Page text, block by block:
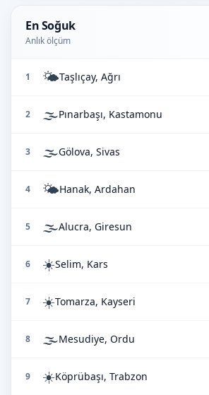
En Soğuk
Anlık ölçüm
1 🌤️Taşlıçay, Ağrı
2 🌫️Pınarbaşı, Kastamonu
3 🌫️Gölova, Sivas
4 🌤️Hanak, Ardahan
5 🌫️Alucra, Giresun
6 ☀️Selim, Kars
7 ☀️Tomarza, Kayseri
8 🌫️Mesudiye, Ordu
9 ☀️Köprübaşı, Trabzon